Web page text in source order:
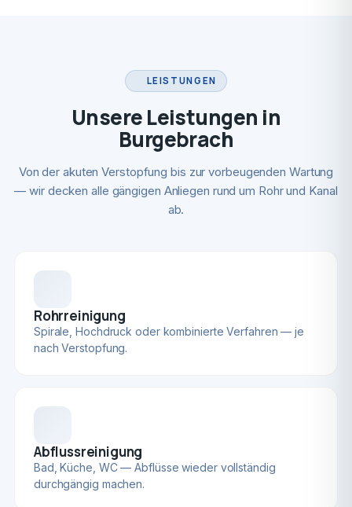
LEISTUNGEN
Unsere Leistungen in
Burgebrach
Von der akuten Verstopfung bis zur vorbeugenden Wartung
— wir decken alle gängigen Anliegen rund um Rohr und Kanal
ab.
Rohrreinigung
Spirale, Hochdruck oder kombinierte Verfahren — je
nach Verstopfung.
Abflussreinigung
Bad, Küche, WC — Abflüsse wieder vollständig
durchgängig machen.